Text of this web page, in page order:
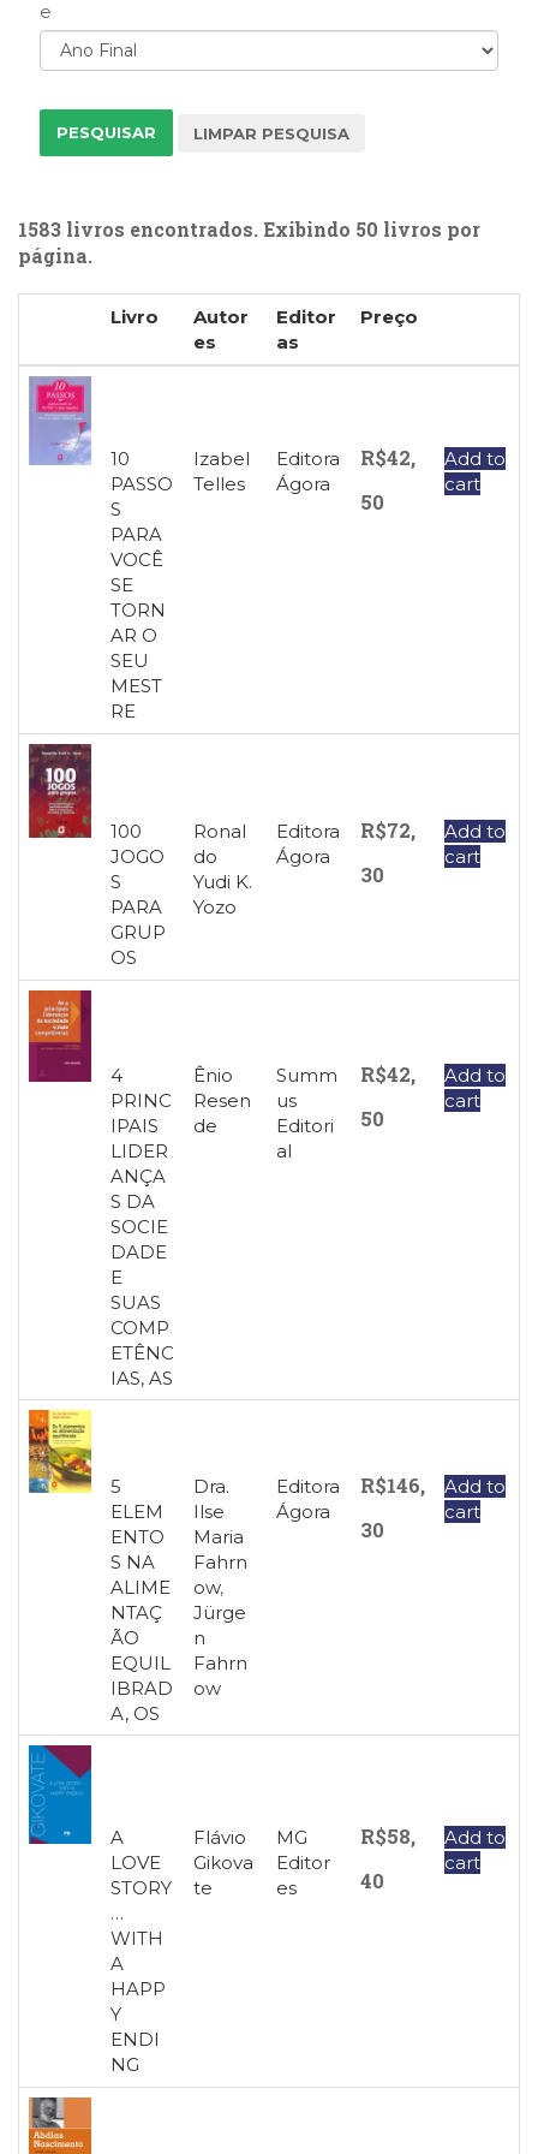
Educação
(278)
Fonoaudiologia
(54)
terapia
Jornalismo
(57)
LGBTQIA+
(66)
Literatura
Erótica
Literatura,
Ficção,
Ensaios
referência
(48)
PNL
(Programação
Neurolingüística)
(41)
Psicodrama
Psicologia,
Psicoterapia
Publicidade,
Propaganda
e
Marketing
Puericultura
Relações
Públicas
Comunicação
Empresarial
Religião,
Espiritualidade,
Filosofia
(63)
Saúde
categoria
Televisão
Temas
africanos
(30)
Terapia
Ocupacional
Treinamento
Turismo
Prática
e
1583 livros encontrados. Exibindo 50 livros por
página.
Livro
Autor
es
Editor
as
Preço
10
PASSO
S
PARA
VOCÊ
SE
TORN
AR O
SEU
MEST
RE
Izabel
Telles
Editora
Ágora
R$42,
50
Add to
cart
100
JOGO
S
PARA
GRUP
OS
Ronal
do
Yudi K.
Yozo
Editora
Ágora
R$72,
30
Add to
cart
4
PRINC
IPAIS
LIDER
ANÇA
S DA
SOCIE
DADE
E
SUAS
COMP
ETÊNC
IAS, AS
Ênio
Resen
de
Summ
us
Editori
al
R$42,
50
Add to
cart
5
ELEM
ENTO
S NA
ALIME
NTAÇ
ÃO
EQUIL
IBRAD
A, OS
Dra.
Ilse
Maria
Fahrn
ow,
Jürge
n
Fahrn
ow
Editora
Ágora
R$146,
30
Add to
cart
A
LOVE
STORY
…
WITH
A
HAPP
Y
ENDI
NG
Flávio
Gikova
te
MG
Editor
es
R$58,
40
Add to
cart